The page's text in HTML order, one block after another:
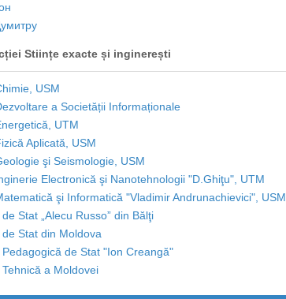
Stiințe exacte și inginerești
USM
a Societății Informaționale
UTM
Aplicată, USM
şi Seismologie, USM
Electronică şi Nanotehnologii "D.Ghiţu", UTM
şi Informatică "Vladimir Andrunachievici", USM
Stat „Alecu Russo” din Bălţi
Stat din Moldova
de Stat "Ion Creangă"
a Moldovei
https://propletenie.ru/